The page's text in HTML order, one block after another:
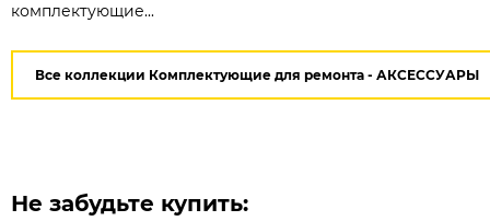
комплектующие...
Все коллекции Комплектующие для ремонта - АКСЕССУАРЫ
Не забудьте купить: